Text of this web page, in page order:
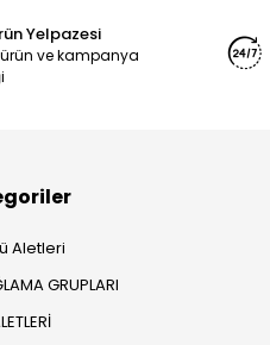
Yelpazesi
ve kampanya
Aletleri
GRUPLARI